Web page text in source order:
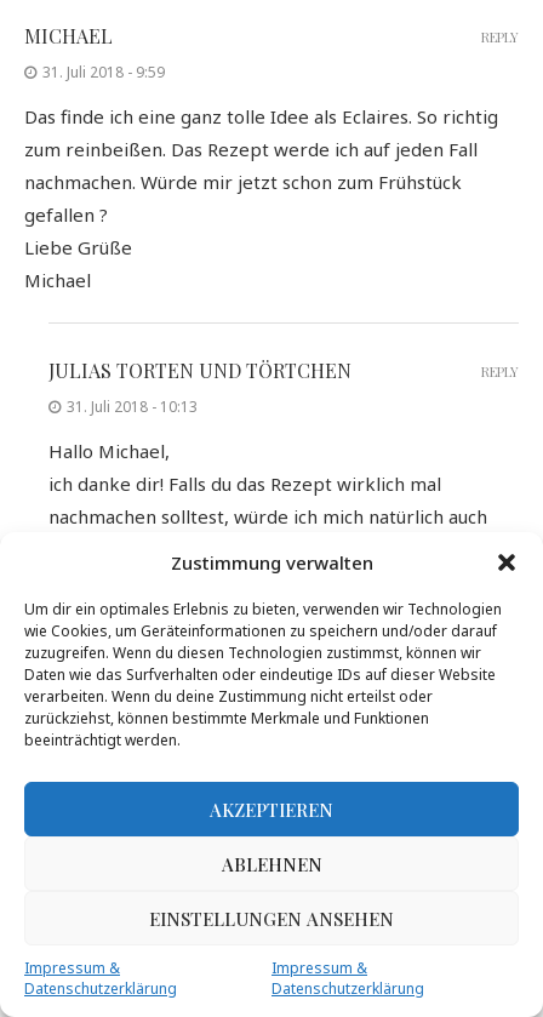
Zustimmung verwalten
Um dir ein optimales Erlebnis zu bieten, verwenden wir Technologien
wie Cookies, um Geräteinformationen zu speichern und/oder darauf
zuzugreifen. Wenn du diesen Technologien zustimmst, können wir
Daten wie das Surfverhalten oder eindeutige IDs auf dieser Website
verarbeiten. Wenn du deine Zustimmung nicht erteilst oder
zurückziehst, können bestimmte Merkmale und Funktionen
beeinträchtigt werden.
AKZEPTIEREN
ABLEHNEN
EINSTELLUNGEN ANSEHEN
Impressum &
Datenschutzerklärung
Impressum &
Datenschutzerklärung
MICHAEL
31. Juli 2018 - 9:59
Das finde ich eine ganz tolle Idee als Eclaires. So richtig
zum reinbeißen. Das Rezept werde ich auf jeden Fall
nachmachen. Würde mir jetzt schon zum Frühstück
gefallen ?
Liebe Grüße
Michael
REPLY
JULIAS TORTEN UND TÖRTCHEN
31. Juli 2018 - 10:13
Hallo Michael,
ich danke dir! Falls du das Rezept wirklich mal
nachmachen solltest, würde ich mich natürlich auch
Käsekuchen vertragen … vielleicht mit Pfirsich und
Mandelstreuseln 😉 Aber naja solange muss es eben
das gute alte Müsli tun 😀
LG Julia
REPLY
31. Juli 2018 - 7:56